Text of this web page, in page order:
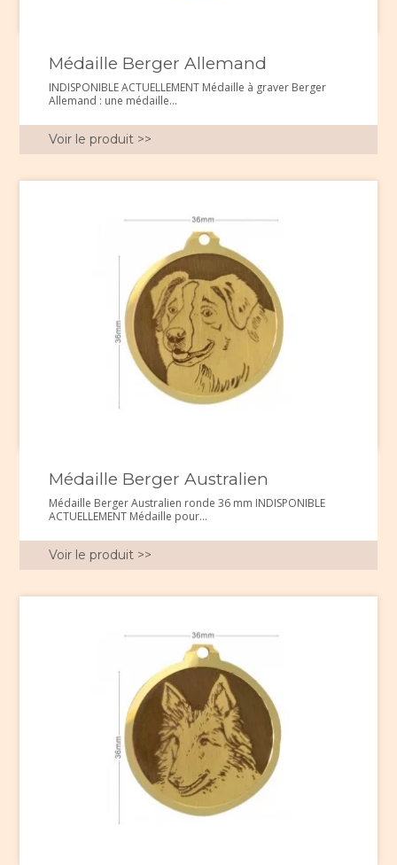
Médaille Berger Allemand
INDISPONIBLE ACTUELLEMENT Médaille à graver Berger
Allemand : une médaille...
Voir le produit >>
Médaille Berger Australien
Médaille Berger Australien ronde 36 mm INDISPONIBLE
ACTUELLEMENT Médaille pour...
Voir le produit >>